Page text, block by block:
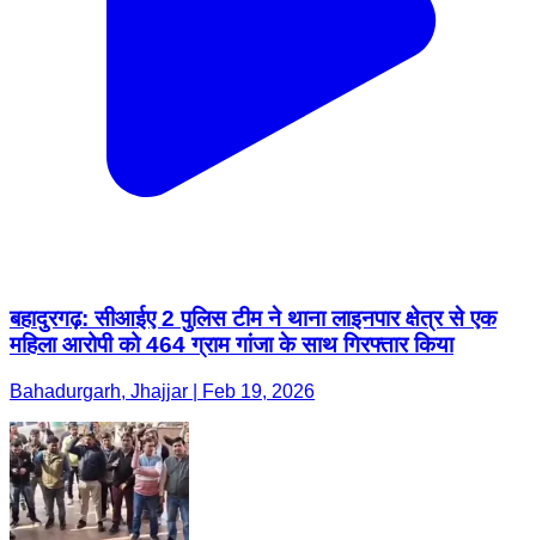
बहादुरगढ़: सीआईए 2 पुलिस टीम ने थाना लाइनपार क्षेत्र से एक
महिला आरोपी को 464 ग्राम गांजा के साथ गिरफ्तार किया
Bahadurgarh, Jhajjar | Feb 19, 2026